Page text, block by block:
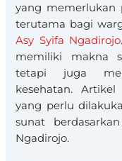
yang memerlukan
terutama bagi
Asy Syifa Ngadirojo
memiliki makna
tetapi juga
kesehatan.
yang perlu
sunat
Ngadirojo.